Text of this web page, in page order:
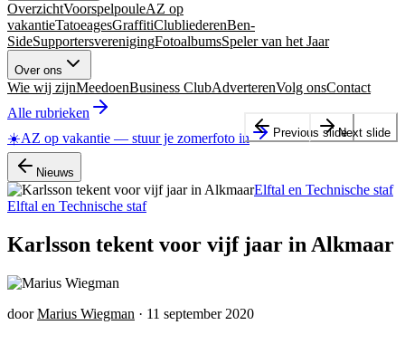
OverzichtVoorspelpouleAZ op
vakantieTatoeagesGraffitiClubliederenBen-
SideSupportersverenigingFotoalbumsSpeler van het Jaar
Over ons
Wie wij zijnMeedoenBusiness ClubAdverterenVolg onsContact
Alle rubrieken
☀️AZ op vakantie — stuur je zomerfoto in
Nieuws
Elftal en Technische staf
Elftal en Technische staf
Karlsson tekent voor vijf jaar in Alkmaar
door Marius Wiegman · 11 september 2020
Previous slideNext slide